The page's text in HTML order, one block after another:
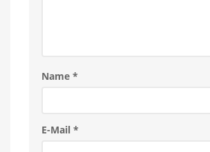
Name *
E-Mail *